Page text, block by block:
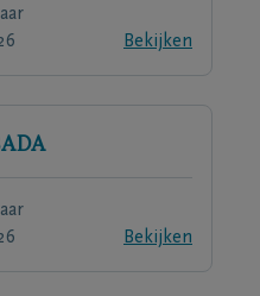
Bekijken
Bekijken